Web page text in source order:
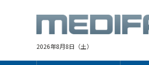
2026年8月8日（土）